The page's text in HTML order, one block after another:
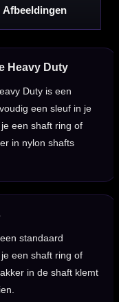
Afbeeldingen
Heavy Duty
Duty is een
een sleuf in je
een shaft ring of
in nylon shafts
standaard
een shaft ring of
in de shaft klemt